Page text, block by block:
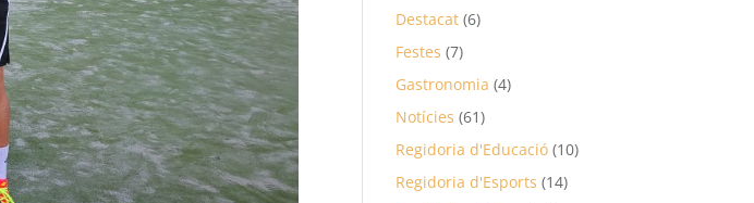
Destacat (6)
Festes (7)
Gastronomia (4)
Notícies (61)
Regidoria d'Educació (10)
Regidoria d'Esports (14)